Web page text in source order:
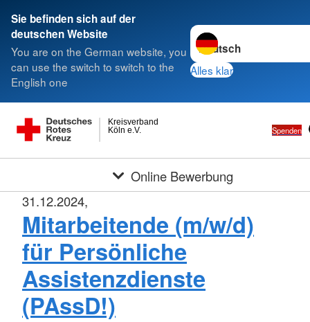
Sie befinden sich auf der
deutschen Website
You are on the German website, you
can use the switch to switch to the
English one
Sprache wechseln zu
Alles klar
Köln e.V.
Kreisverband
Spenden
Online Bewerbung
31.12.2024,
Mitarbeitende (m/w/d)
für Persönliche
Assistenzdienste
(PAssD!)